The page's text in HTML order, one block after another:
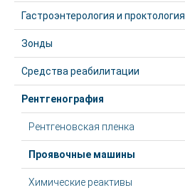
Гастроэнтерология и проктология
Зонды
Средства реабилитации
Рентгенография
Рентгеновская пленка
Проявочные машины
Химические реактивы